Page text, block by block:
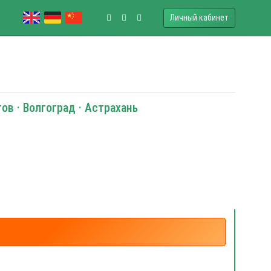
Личный кабинет
· Волгоград · Астрахань